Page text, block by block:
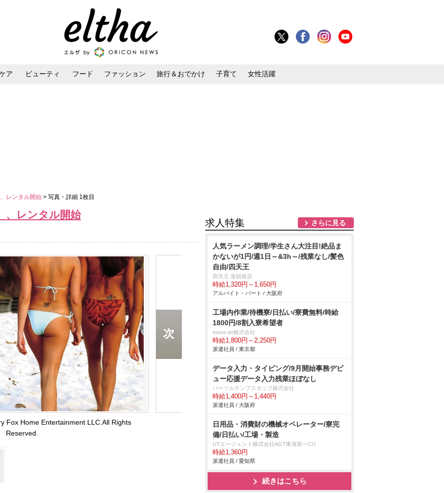
ア ビューティ フード ファッション 旅行＆おでかけ 子育て 女性活躍
レンタル開始 > 写真・詳細 1枚目
、レンタル開始
Fox Home Entertainment LLC.All Rights
Reserved.
求人特集 さらに見る
人気ラーメン調理/学生さん大注目!絶品ま
かないが1円/週1日～&3h～/残業なし/髪色
自由/四天王
四天王 道頓堀店
時給1,320円～1,650円
アルバイト・パート / 大阪府
工場内作業/待機寮/日払い/寮費無料/時給
1800円/8割入寮希望者
move on株式会社
時給1,800円～2,250円
派遣社員 / 東京都
データ入力・タイピング/9月開始事務デビ
ュー応援データ入力残業ほぼなし
パーソルテンプスタッフ株式会社
時給1,400円～1,440円
派遣社員 / 大阪府
日用品・消費財の機械オペレーター/寮完
備/日払い/工場・製造
UTエージェント株式会社AGT東海第一CU
時給1,360円
派遣社員 / 愛知県
続きはこちら